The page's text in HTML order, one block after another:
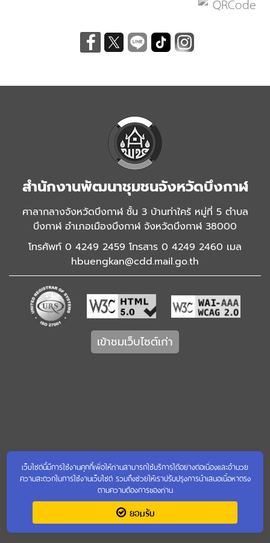
สำนักงานพัฒนาชุมชนจังหวัดบึงกาฬ
ศาลากลางจังหวัดบึงกาฬ ชั้น 3 บ้านท่าใคร้ หมู่ที่ 5 ตำบล
บึงกาฬ อำเภอเมืองบึงกาฬ จังหวัดบึงกาฬ 38000
โทรศัพท์ 0 4249 2459 โทรสาร 0 4249 2460 เมล
hbuengkan@cdd.mail.go.th
เข้าชมเว็บไซต์เก่า
เว็บไซต์นี้มีการใช้งานคุกกี้เพื่อให้ท่านสามารถใช้บริการได้อย่างต่อเนื่องและอำนวย
ความสะดวกในการใช้งานเว็บไซต์ รวมถึงช่วยให้เราปรับปรุงการนำเสนอเนื้อหาตรง
ตามความต้องการของท่าน
ยอมรับ